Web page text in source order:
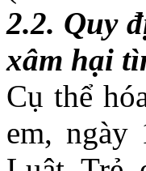
2.2. Quy
xâm hại
Cụ thể
em, ngày